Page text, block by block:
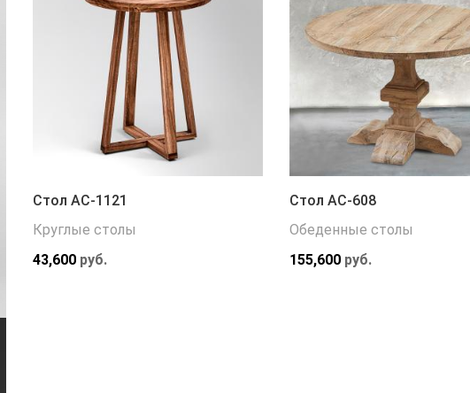
Стол АС-1121
Круглые столы
43,600 руб.
Стол АС-608
Обеденные столы
155,600 руб.